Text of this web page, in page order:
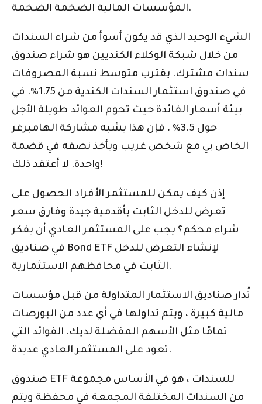
المؤسسات المالية الضخمة الضخمة.
الشيء الوحيد الذي قد يكون أسوأ من شراء السندات
من خلال شبكة الوكلاء الكنديين هو شراء صندوق
سندات مشترك. يقترب متوسط ​​نسبة المصروفات
في صندوق استثمار السندات الكندية من 1.75٪. في
بيئة أسعار الفائدة حيث تحوم العوائد طويلة الأجل
حول 3.5٪ ، فإن هذا يشبه مشاركة الهامبرغر
الخاص بي مع شخص غريب ويأخذ نصفه في قضمة
واحدة. لا أعتقد ذلك!
إذن كيف يمكن للمستثمر الأفراد الحصول على
تعرض للدخل الثابت بأقدمية جيدة وفارق سعر
شراء محكم؟ يجب على المستثمر العادي أن يفكر
في صناديق Bond ETF لإنشاء التعرض للدخل
الثابت في محافظهم الاستثمارية.
تُدار صناديق الاستثمار المتداولة من قبل مؤسسات
مالية كبيرة ، ويتم تداولها في أي عدد من البورصات
تمامًا مثل الأسهم المفضلة لديك. الفوائد التي
تعود على المستثمر العادي عديدة.
صندوق ETF للسندات ، هو في الأساس مجموعة
من السندات المختلفة المجمعة في محفظة ويتم